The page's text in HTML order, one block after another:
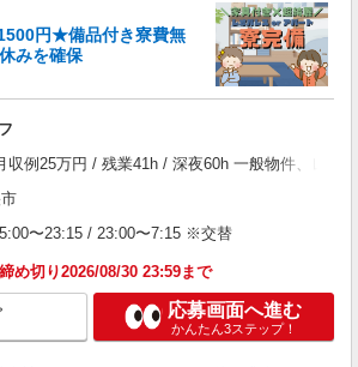
円★備品付き寮費無
みを確保
収例25万円 / 残業41h / 深夜60h 一般物件、レ
〜23:15 / 23:00〜7:15 ※交替
め切り2026/08/30 23:59まで
応募画面へ進む
かんたん3ステップ！